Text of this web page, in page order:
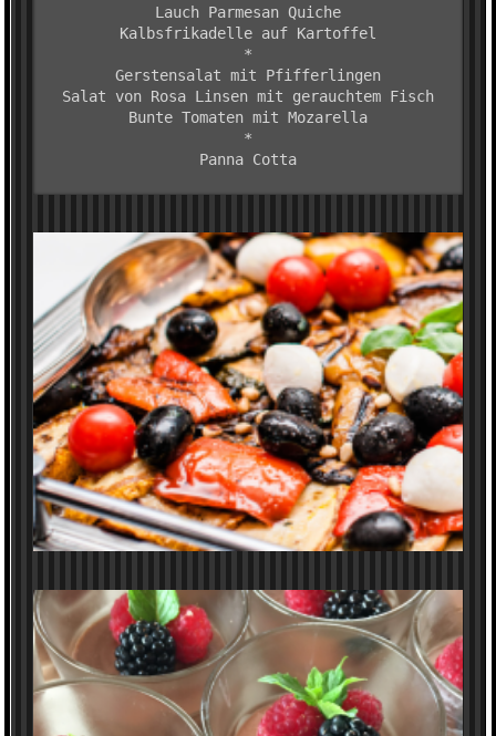
Lauch Parmesan Quiche
Kalbsfrikadelle auf Kartoffel
*
Gerstensalat mit Pfifferlingen
Salat von Rosa Linsen mit gerauchtem Fisch
Bunte Tomaten mit Mozarella
*
Panna Cotta